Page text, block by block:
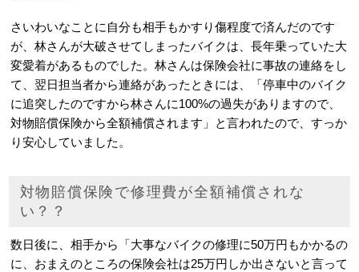
さいわいなことに自分も相手もかすり傷程度で済んだのです
が、林さんが大破させてしまったバイクは、長年乗っていた大
変愛着があるものでした。林さんは保険会社に事故の連絡をし
て、翌日担当者から連絡があったときには、「停車中のバイク
に追突したのですから林さんに100%の過失がありますので、
対物賠償保険から全額補償されます」と言われたので、すっか
り安心していました。
対物賠償保険で修理費が全額補償されな
い？？
数日後に、相手から「大事なバイクの修理に50万円もかかるの
に、おまえのところの保険会社は25万円しか出さないと言って